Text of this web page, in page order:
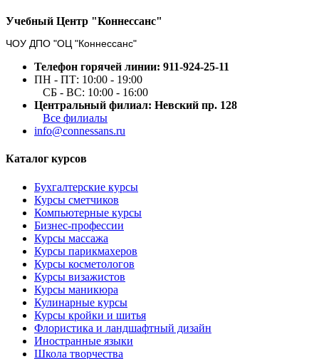
Учебный Центр "Коннессанс"
ЧОУ ДПО "ОЦ "Коннессанс"
Телефон горячей линии: 911-924-25-11
ПН - ПТ: 10:00 - 19:00
СБ - ВС: 10:00 - 16:00
Центральный филиал: Невский пр. 128
Все филиалы
info@connessans.ru
Каталог курсов
Бухгалтерские курсы
Курсы сметчиков
Компьютерные курсы
Бизнес-профессии
Курсы массажа
Курсы парикмахеров
Курсы косметологов
Курсы визажистов
Курсы маникюра
Кулинарные курсы
Курсы кройки и шитья
Флористика и ландшафтный дизайн
Иностранные языки
Школа творчества